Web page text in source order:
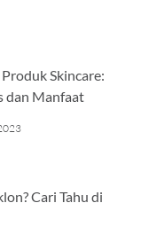
Skincare:
dan Manfaat
Cari Tahu di